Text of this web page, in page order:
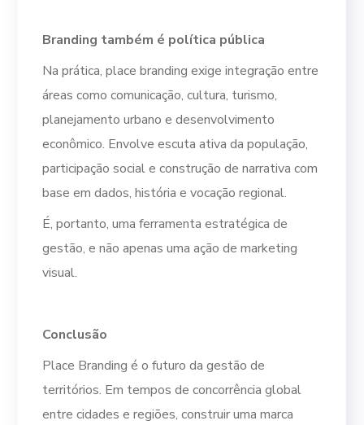
Branding também é política pública
Na prática, place branding exige integração entre
áreas como comunicação, cultura, turismo,
planejamento urbano e desenvolvimento
econômico. Envolve escuta ativa da população,
participação social e construção de narrativa com
base em dados, história e vocação regional.
É, portanto, uma ferramenta estratégica de
gestão, e não apenas uma ação de marketing
visual.
Conclusão
Place Branding é o futuro da gestão de
territórios. Em tempos de concorrência global
entre cidades e regiões, construir uma marca